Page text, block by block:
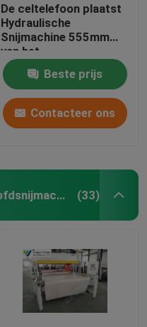
De celtelefoon plaatst
Hydraulische
Snijmachine 555mm
van het
Schommelingswapen
Slagaanpassing
Beste prijs
Contacteer ons
Hydraulische Reizende Hoofdsnijmachine (33)